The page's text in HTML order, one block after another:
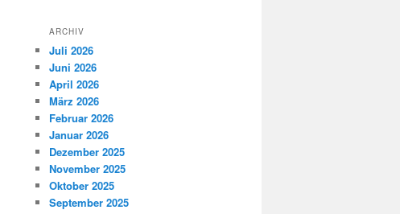
ARCHIV
Juli 2026
Juni 2026
April 2026
März 2026
Februar 2026
Januar 2026
Dezember 2025
November 2025
Oktober 2025
September 2025